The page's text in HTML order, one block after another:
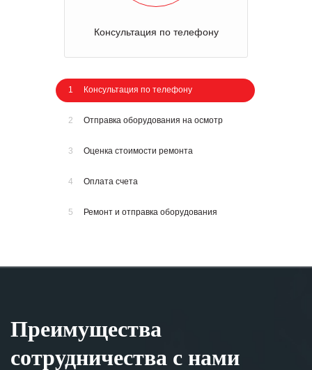
Консультация по телефону
1 Консультация по телефону
2 Отправка оборудования на осмотр
3 Оценка стоимости ремонта
4 Оплата счета
5 Ремонт и отправка оборудования
Преимущества
сотрудничества с нами